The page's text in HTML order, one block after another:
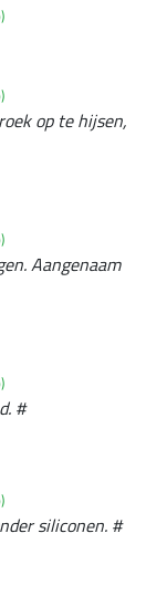
op te hijsen,
Aangenaam
#
siliconen. #